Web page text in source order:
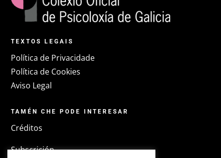
TEXTOS LEGAIS
Política de Privacidade
Política de Cookies
Aviso Legal
TAMÉN CHE PODE INTERESAR
Créditos
Subscrición